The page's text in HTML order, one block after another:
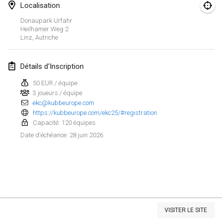
Afficher la liste
Localisation
Donaupark Urfahr
Heilhamer Weg 2
Linz Autriche
Détails d'Inscription
50 EUR / équipe
3 joueurs / équipe
ekc@kubbeurope.com
https://kubbeurope.com/ekc25/#registration
Capacité: 120 équipes
Date d'échéance: 28 juin 2026
VISITER LE SITE
7 mars 2026
West Coast Kubb Championships
15 mars 2026 |
North Carolina Kubb Championship
21 mars 2026|États-Unis
avril 2026